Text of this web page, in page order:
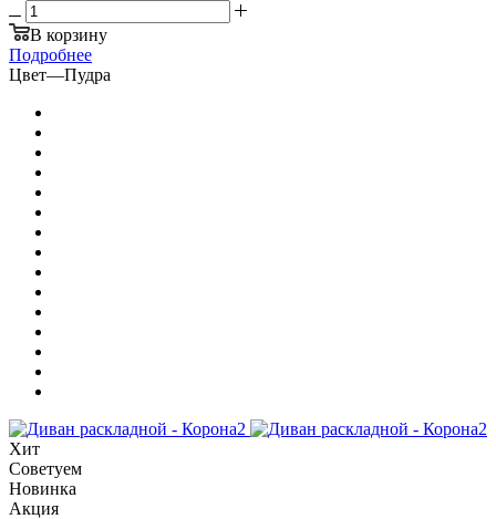
В корзину
Подробнее
Цвет—Пудра
Хит
Советуем
Новинка
Акция